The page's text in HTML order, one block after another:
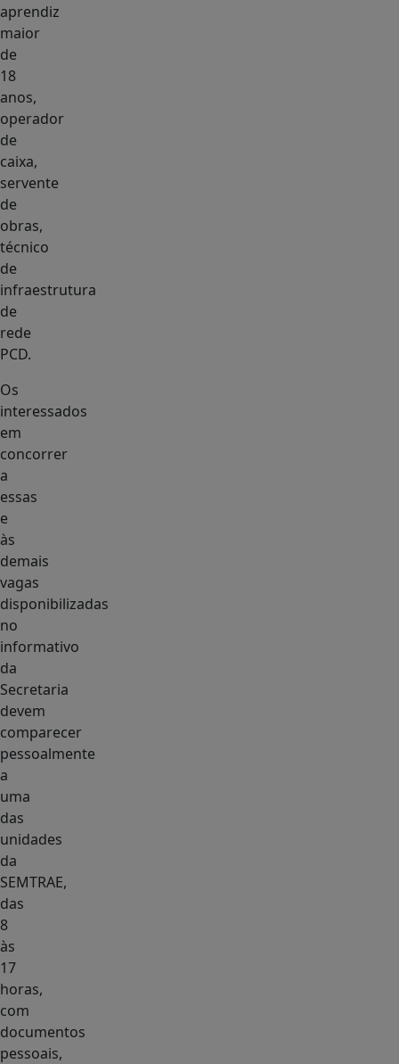
aprendiz
maior
de
18
anos,
operador
de
caixa,
servente
de
obras,
técnico
de
infraestrutura
de
rede
PCD.
Os
interessados
em
concorrer
a
essas
e
às
demais
vagas
disponibilizadas
no
informativo
da
Secretaria
devem
comparecer
pessoalmente
a
uma
das
unidades
da
SEMTRAE,
das
8
às
17
horas,
com
documentos
pessoais,